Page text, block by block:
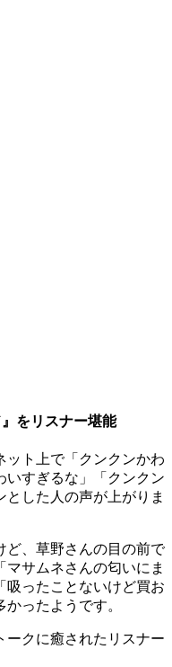
をリスナー堪能
ット上で「クンクンかわ
すぎるな」「クンクン
した人の声が上がりま
ど、草野さんの目の前で
サムネさんの匂いにま
ったことないけど買お
ったようです。
ークに癒されたリスナー